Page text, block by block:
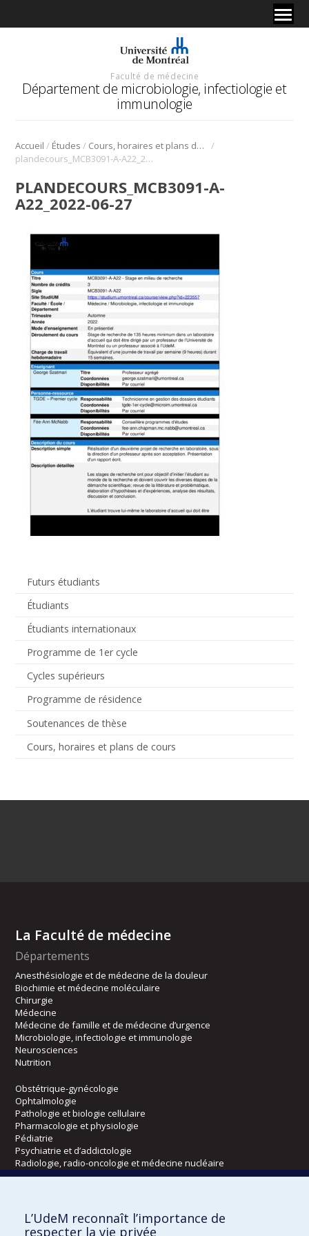
Faculté de médecine
Département de microbiologie, infectiologie et
immunologie
Accueil / Études / Cours, horaires et plans de cours
/
plandecours_MCB3091-A-A22_2022-06-27
Futurs étudiants
Étudiants
Étudiants internationaux
Programme de 1er cycle
Cycles supérieurs
Programme de résidence
Soutenances de thèse
Cours, horaires et plans de cours
PLANDECOURS_MCB3091-A-
A22_2022-06-27
La Faculté de médecine
Départements
Anesthésiologie et de médecine de la douleur
Biochimie et médecine moléculaire
Chirurgie
Médecine
Médecine de famille et de médecine d’urgence
Microbiologie, infectiologie et immunologie
Neurosciences
Nutrition
Obstétrique-gynécologie
Ophtalmologie
Pathologie et biologie cellulaire
Pharmacologie et physiologie
Pédiatrie
Psychiatrie et d’addictologie
Radiologie, radio-oncologie et médecine nucléaire
Kinésiologie et des sciences de l’activité physique
L’UdeM reconnaît l’importance de
respecter la vie privée